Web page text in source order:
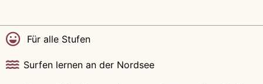
Für alle Stufen
Surfen lernen an der Nordsee